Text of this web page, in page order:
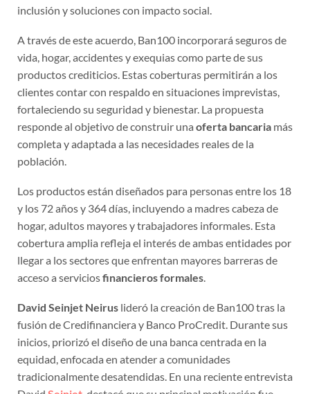
inclusión y soluciones con impacto social.
A través de este acuerdo, Ban100 incorporará seguros de
vida, hogar, accidentes y exequias como parte de sus
productos crediticios. Estas coberturas permitirán a los
clientes contar con respaldo en situaciones imprevistas,
fortaleciendo su seguridad y bienestar. La propuesta
responde al objetivo de construir una oferta bancariamás
completa y adaptada a las necesidades reales de la
población.
Los productos están diseñados para personas entre los 18
y los 72 años y 364 días, incluyendo a madres cabeza de
hogar, adultos mayores y trabajadores informales. Esta
cobertura amplia refleja el interés de ambas entidades por
llegar a los sectores que enfrentan mayores barreras de
acceso a serviciosfinancieros formales.
David Seinjet Neiruslideró la creación de Ban100 tras la
fusión de Credifinanciera y Banco ProCredit. Durante sus
inicios, priorizó el diseño de una banca centrada en la
equidad, enfocada en atender a comunidades
tradicionalmente desatendidas. En una reciente entrevista